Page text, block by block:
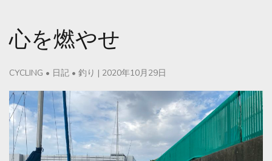
心を燃やせ
CYCLING • 日記 • 釣り | 2020年10月29日